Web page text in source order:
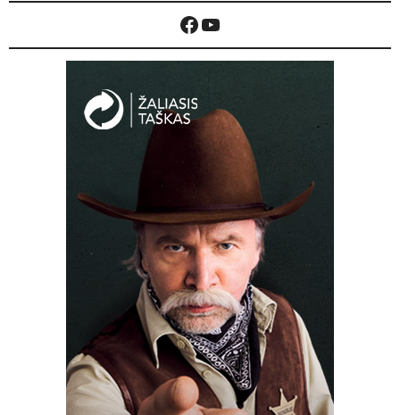
Facebook
YouTube